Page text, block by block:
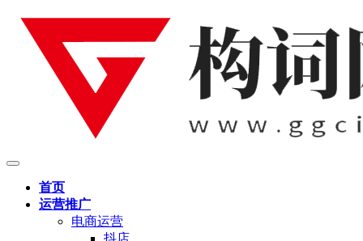
首页
运营推广
电商运营
抖店